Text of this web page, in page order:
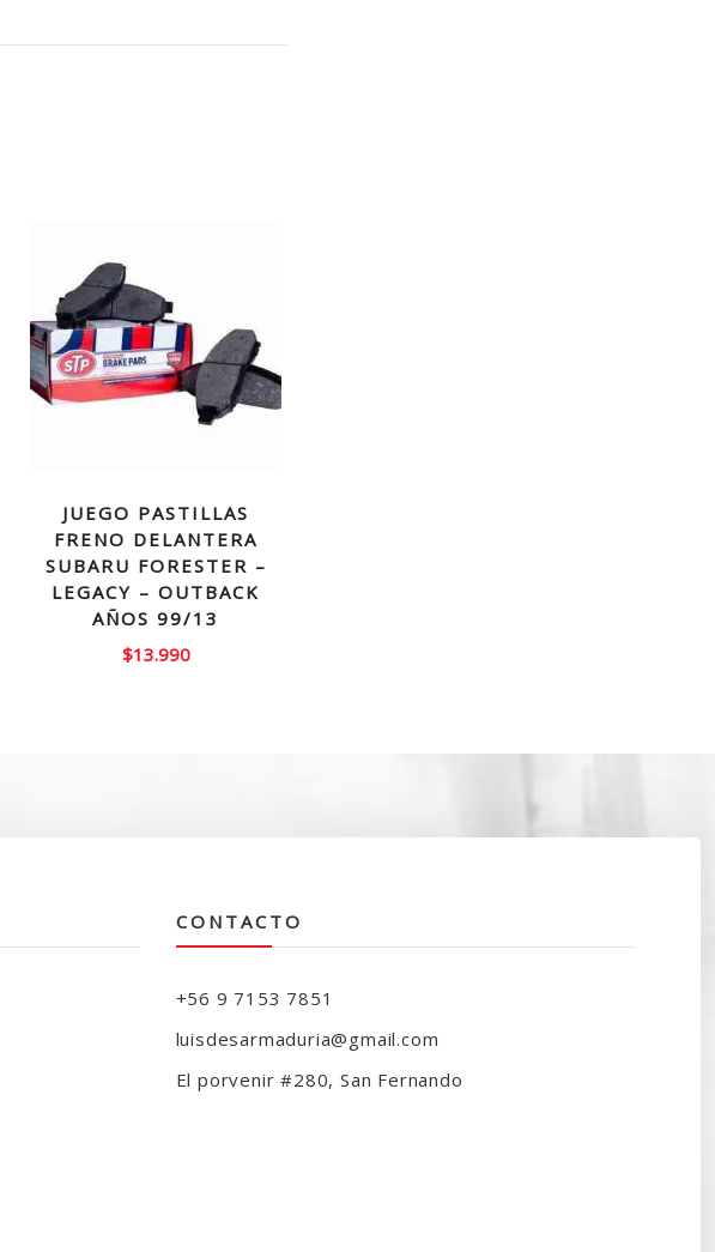
JUEGO PASTILLAS
FRENO DELANTERA
SUBARU FORESTER –
LEGACY – OUTBACK
AÑOS 99/13
$13.990
CONTACTO
+56 9 7153 7851
luisdesarmaduria@gmail.com
El porvenir #280, San Fernando